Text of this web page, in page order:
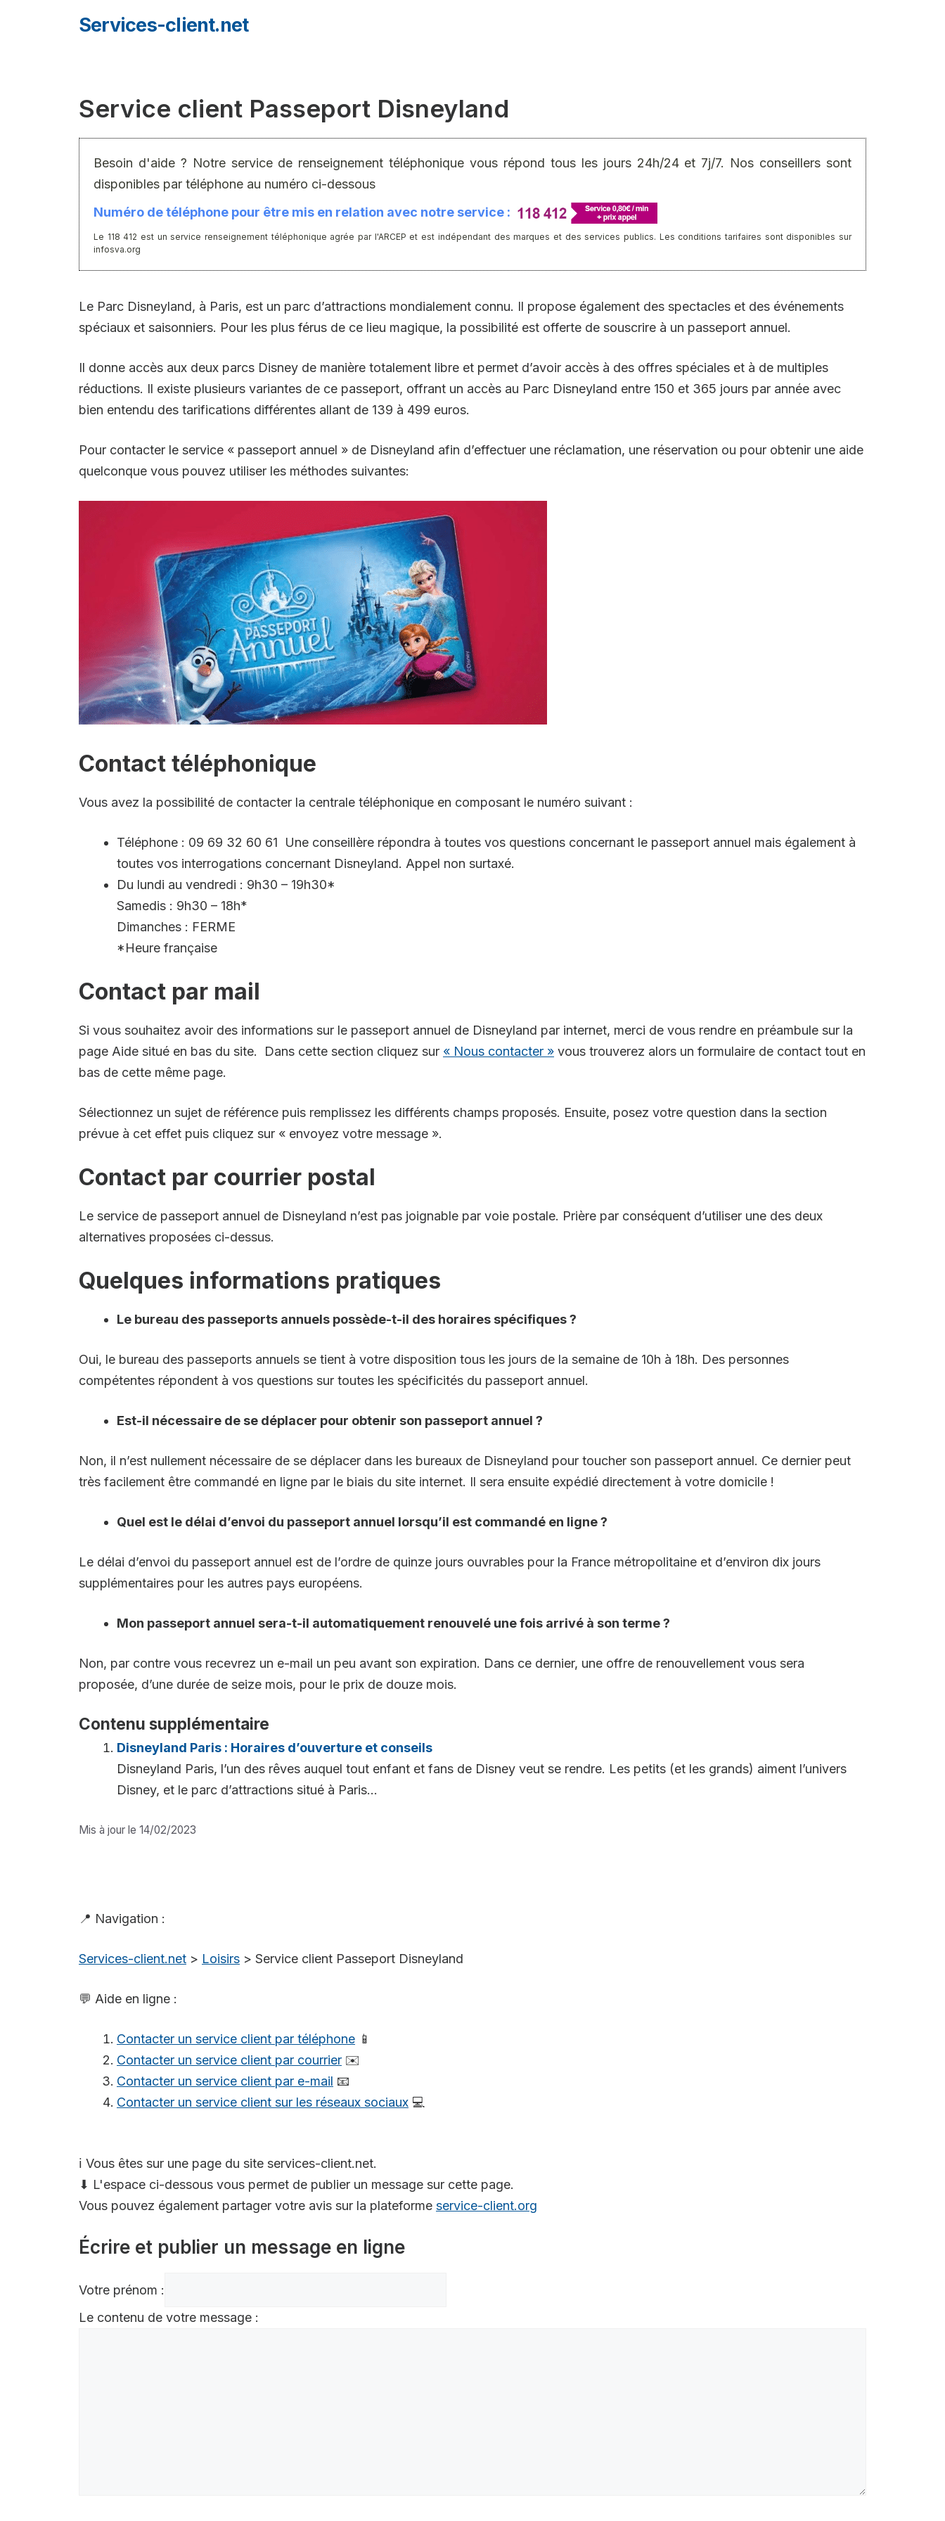
Services-client.net
Service client Passeport Disneyland
Besoin d'aide ? Notre service de renseignement téléphonique vous répond tous les jours 24h/24 et 7j/7. Nos conseillers sont
disponibles par téléphone au numéro ci-dessous
Numéro de téléphone pour être mis en relation avec notre service :
Le 118 412 est un service renseignement téléphonique agrée par l'ARCEP et est indépendant des marques et des services publics. Les conditions tarifaires sont disponibles sur
infosva.org
Le Parc Disneyland, à Paris, est un parc d’attractions mondialement connu. Il propose également des spectacles et des événements
spéciaux et saisonniers. Pour les plus férus de ce lieu magique, la possibilité est offerte de souscrire à un passeport annuel.
Il donne accès aux deux parcs Disney de manière totalement libre et permet d’avoir accès à des offres spéciales et à de multiples
réductions. Il existe plusieurs variantes de ce passeport, offrant un accès au Parc Disneyland entre 150 et 365 jours par année avec
bien entendu des tarifications différentes allant de 139 à 499 euros.
Pour contacter le service « passeport annuel » de Disneyland afin d’effectuer une réclamation, une réservation ou pour obtenir une aide
quelconque vous pouvez utiliser les méthodes suivantes:
Contact téléphonique
Vous avez la possibilité de contacter la centrale téléphonique en composant le numéro suivant :
Téléphone : 09 69 32 60 61 Une conseillère répondra à toutes vos questions concernant le passeport annuel mais également à
toutes vos interrogations concernant Disneyland. Appel non surtaxé.
Du lundi au vendredi : 9h30 – 19h30*
Samedis : 9h30 – 18h*
Dimanches : FERME
*Heure française
Contact par mail
Si vous souhaitez avoir des informations sur le passeport annuel de Disneyland par internet, merci de vous rendre en préambule sur la
page Aide situé en bas du site. Dans cette section cliquez sur « Nous contacter » vous trouverez alors un formulaire de contact tout en
bas de cette même page.
Sélectionnez un sujet de référence puis remplissez les différents champs proposés. Ensuite, posez votre question dans la section
prévue à cet effet puis cliquez sur « envoyez votre message ».
Contact par courrier postal
Le service de passeport annuel de Disneyland n’est pas joignable par voie postale. Prière par conséquent d’utiliser une des deux
alternatives proposées ci-dessus.
Quelques informations pratiques
Le bureau des passeports annuels possède-t-il des horaires spécifiques ?
Oui, le bureau des passeports annuels se tient à votre disposition tous les jours de la semaine de 10h à 18h. Des personnes
compétentes répondent à vos questions sur toutes les spécificités du passeport annuel.
Est-il nécessaire de se déplacer pour obtenir son passeport annuel ?
Non, il n’est nullement nécessaire de se déplacer dans les bureaux de Disneyland pour toucher son passeport annuel. Ce dernier peut
très facilement être commandé en ligne par le biais du site internet. Il sera ensuite expédié directement à votre domicile !
Quel est le délai d’envoi du passeport annuel lorsqu’il est commandé en ligne ?
Le délai d’envoi du passeport annuel est de l’ordre de quinze jours ouvrables pour la France métropolitaine et d’environ dix jours
supplémentaires pour les autres pays européens.
Mon passeport annuel sera-t-il automatiquement renouvelé une fois arrivé à son terme ?
Non, par contre vous recevrez un e-mail un peu avant son expiration. Dans ce dernier, une offre de renouvellement vous sera
proposée, d’une durée de seize mois, pour le prix de douze mois.
Contenu supplémentaire
Disneyland Paris : Horaires d’ouverture et conseils
Disneyland Paris, l’un des rêves auquel tout enfant et fans de Disney veut se rendre. Les petits (et les grands) aiment l’univers
Disney, et le parc d’attractions situé à Paris...
Mis à jour le 14/02/2023
📍 Navigation :
Services-client.net > Loisirs > Service client Passeport Disneyland
💬 Aide en ligne :
Contacter un service client par téléphone 📱
Contacter un service client par courrier ✉️
Contacter un service client par e-mail 📧
Contacter un service client sur les réseaux sociaux 💻
ℹ️ Vous êtes sur une page du site services-client.net.
⬇ L'espace ci-dessous vous permet de publier un message sur cette page.
Vous pouvez également partager votre avis sur la plateforme service-client.org
Écrire et publier un message en ligne
Votre prénom :
Le contenu de votre message :